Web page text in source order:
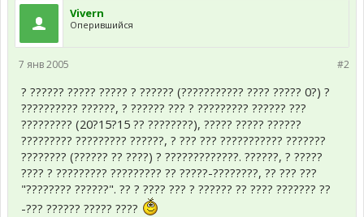
Vivern
Оперившийся
#2
7 янв 2005
? ?????? ????? ????? ? ?????? (??????????? ???? ????? 0?) ?
?????????? ??????, ? ?????? ??? ? ????????? ?????? ???
????????? (20?15?15 ?? ????????), ????? ????? ??????
????????? ????????? ??????, ? ??? ??? ??????????? ???????
???????? (?????? ?? ????) ? ?????????????. ??????, ? ?????
???? ? ????????? ????????? ?? ?????-????????, ?? ??? ???
"???????? ??????". ?? ? ???? ??? ? ?????? ?? ???? ??????? ??
-??? ?????? ????? ????